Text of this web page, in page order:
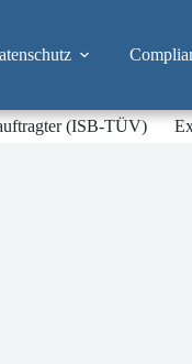
(ISB-TÜV)